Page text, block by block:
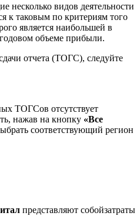
несколько видов деятельности
к таковым по критериям того
является наибольшей в
объеме прибыли.
отчета (ТОГС), следуйте
ТОГСов отсутствует
нажав на кнопку «Все
соответствующий регион
представляют собойзатраты